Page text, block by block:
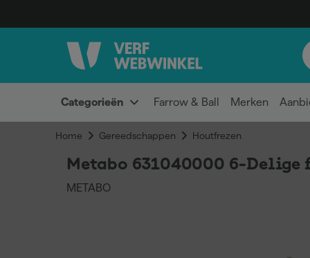
Categorieën Farrow & Ball Merken
Home Gereedschappen Houtfrezen
Metabo 631040000 6-Delige
METABO